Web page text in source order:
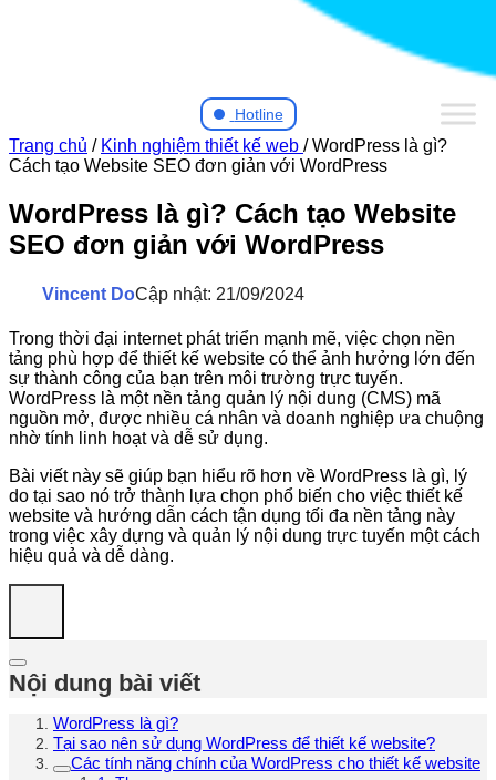
Hotline
Trang chủ / Kinh nghiệm thiết kế web / WordPress là gì?
Cách tạo Website SEO đơn giản với WordPress
WordPress là gì? Cách tạo Website
SEO đơn giản với WordPress
Vincent DoCập nhật: 21/09/2024
Trong thời đại internet phát triển mạnh mẽ, việc chọn nền
tảng phù hợp để thiết kế website có thể ảnh hưởng lớn đến
sự thành công của bạn trên môi trường trực tuyến.
WordPress là một nền tảng quản lý nội dung (CMS) mã
nguồn mở, được nhiều cá nhân và doanh nghiệp ưa chuộng
nhờ tính linh hoạt và dễ sử dụng.
Bài viết này sẽ giúp bạn hiểu rõ hơn về WordPress là gì, lý
do tại sao nó trở thành lựa chọn phổ biến cho việc thiết kế
website và hướng dẫn cách tận dụng tối đa nền tảng này
trong việc xây dựng và quản lý nội dung trực tuyến một cách
hiệu quả và dễ dàng.
Nội dung bài viết
WordPress là gì?
Tại sao nên sử dụng WordPress để thiết kế website?
Các tính năng chính của WordPress cho thiết kế website